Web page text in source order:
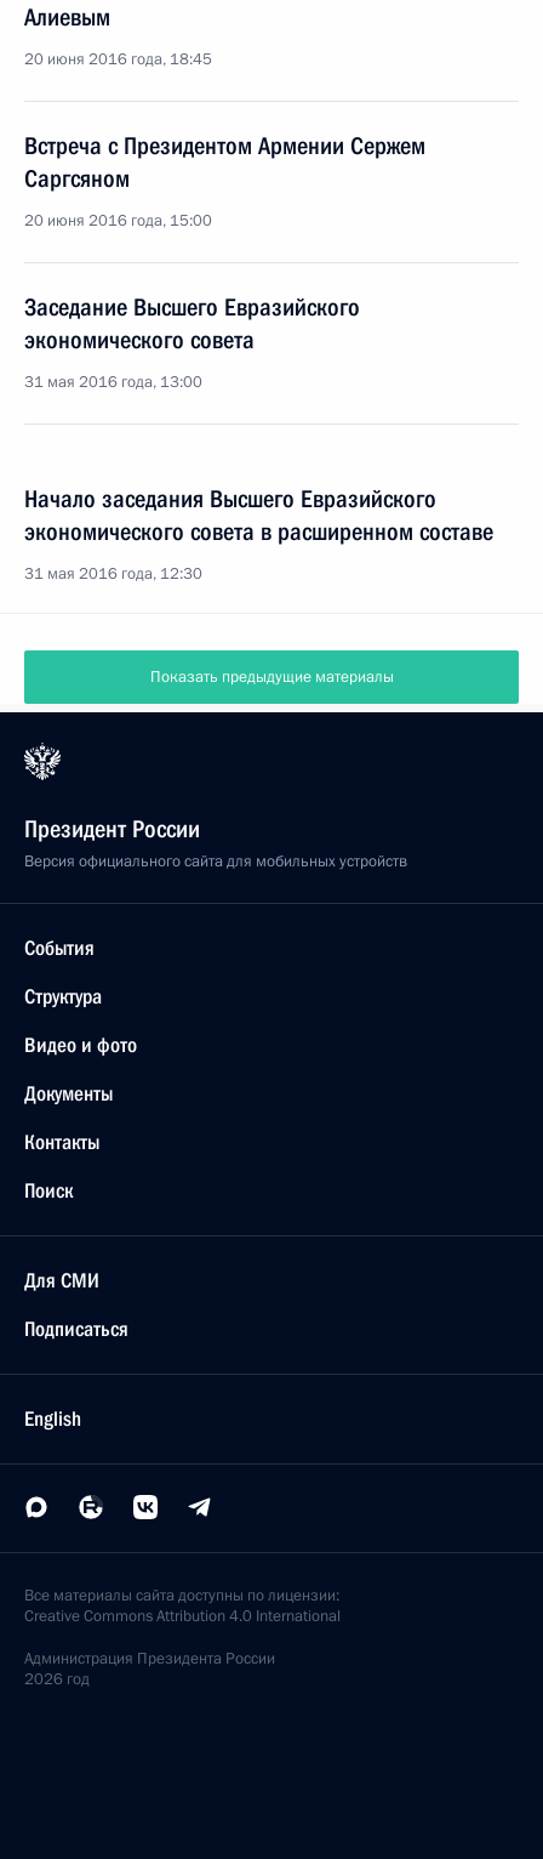
Алиевым
20 июня 2016 года, 18:45
Встреча с Президентом Армении Сержем
Саргсяном
20 июня 2016 года, 15:00
Заседание Высшего Евразийского
экономического совета
31 мая 2016 года, 13:00
Начало заседания Высшего Евразийского
экономического совета в расширенном составе
31 мая 2016 года, 12:30
Показать предыдущие материалы
Президент России
Версия официального сайта для мобильных устройств
События
Структура
Видео и фото
Документы
Контакты
Поиск
Для СМИ
Подписаться
English
Все материалы сайта доступны по лицензии:
Creative Commons Attribution 4.0 International
Администрация Президента России
2026 год